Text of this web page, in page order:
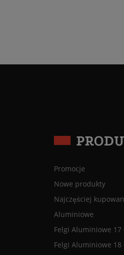
Promocje
Nowe produkty
Najczęściej
Aluminiowe
Felgi Aluminiowe 17
Felgi Aluminiowe 18